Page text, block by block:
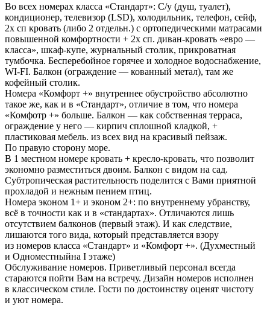
Во всех номерах класса «Стандарт»: С/у (душ, туалет),
кондиционер, телевизор (LSD), холодильник, телефон, сейф,
2х сп кровать (либо 2 отдельн.) с ортопедическими матрасами
повышенной комфортности + 2х сп. диван-кровать «евро —
класса», шкаф-купе, журнальный столик, прикроватная
тумбочка. Бесперебойное горячее и холодное водоснабжение,
WI-FI. Балкон (ограждение — кованный метал), там же
кофейный столик.
Номера «Комфорт +» внутреннее обустройство абсолютно
такое же, как и в «Стандарт», отличие в том, что номера
«Комфотр +» больше. Балкон — как собственная терраса,
ограждение у него — кирпич сплошной кладкой, +
пластиковая мебель. из всех вид на красивый пейзаж.
По правую сторону море.
В 1 местном номере кровать + кресло-кровать, что позволит
экономно разместиться двоим. Балкон с видом на сад.
Субтропическая растительность поделится с Вами приятной
прохладой и нежным пением птиц.
Номера эконом 1+ и эконом 2+: по внутреннему убранству,
всё в точности как и в «стандартах». Отличаются лишь
отсутствием балконов (первый этаж). И как следствие,
лишаются того вида, который представляется взору
из номеров класса «Стандарт» и «Комфорт +». (Духместный
и Одноместныйна I этаже)
Обслуживание номеров. Приветливый персонал всегда
стараются пойти Вам на встречу. Дизайн номеров исполнен
в классическом стиле. Гости по достоинству оценят чистоту
и уют номера.